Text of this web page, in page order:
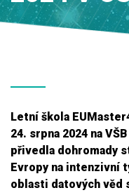
Letní škola
24. srpna 2024 na
přivedla dohromady
Evropy na intenzivní
oblasti datových věd